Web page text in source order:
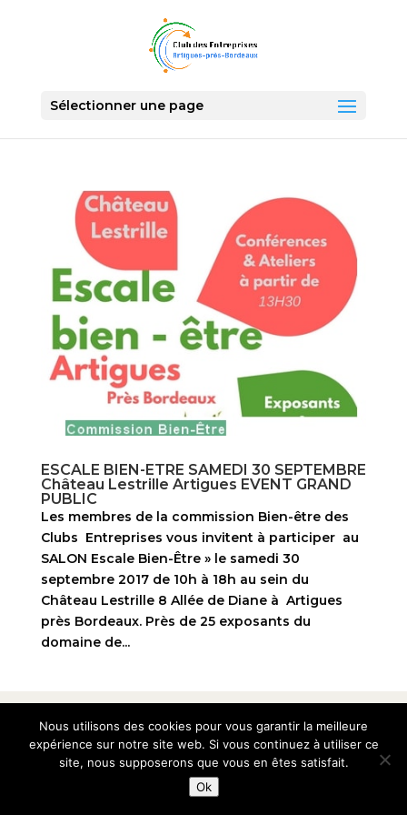
Sélectionner une page
ESCALE BIEN-ETRE SAMEDI 30 SEPTEMBRE
Château Lestrille Artigues EVENT GRAND
PUBLIC
Les membres de la commission Bien-être des
Clubs Entreprises vous invitent à participer au
SALON Escale Bien-Être » le samedi 30
septembre 2017 de 10h à 18h au sein du
Château Lestrille 8 Allée de Diane à Artigues
près Bordeaux. Près de 25 exposants du
domaine de...
bordeaux
Nous utilisons des cookies pour vous garantir la meilleure
expérience sur notre site web. Si vous continuez à utiliser ce
site, nous supposerons que vous en êtes satisfait.
Ok